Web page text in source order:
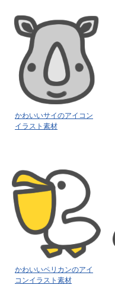
かわいいサイのアイコン
イラスト素材
かわいいペリカンのアイ
コンイラスト素材